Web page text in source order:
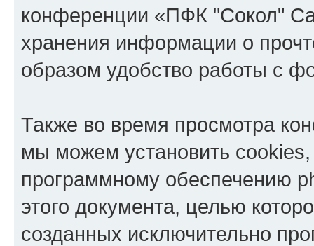
конференции «ПФК "Сокол"
хранения информации о
образом удобство работы с
Также во время просмотра
мы можем установить
программному обеспечению
этого документа, целью
созданных исключительно